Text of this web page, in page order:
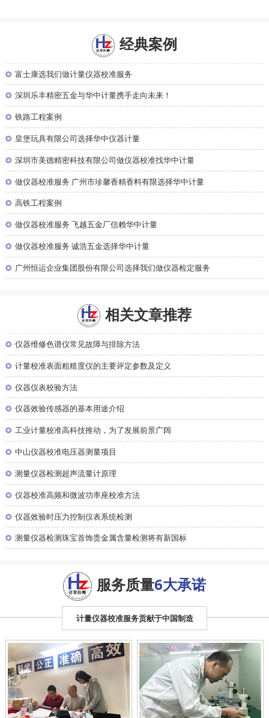
经典案例
◎ 富士康选我们做计量仪器校准服务
◎ 深圳乐丰精密五金与华中计量携手走向未来！
◎ 铁路工程案例
◎ 皇堡玩具有限公司选择华中仪器计量
◎ 深圳市美德精密科技有限公司做仪器校准找华中计量
◎ 做仪器校准服务 广州市珍馨香精香料有限选择华中计量
◎ 高铁工程案例
◎ 做仪器校准服务 飞越五金厂信赖华中计量
◎ 做仪器校准服务 诚浩五金选择华中计量
◎ 广州恒运企业集团股份有限公司选择我们做仪器检定服务
相关文章推荐
◎ 仪器维修色谱仪常见故障与排除方法
◎ 计量校准表面粗糙度仪的主要评定参数及定义
◎ 仪器仪表校验方法
◎ 仪器效验传感器的基本用途介绍
◎ 工业计量校准高科技推动，为了发展前景广阔
◎ 中山仪器校准电压器测量项目
◎ 测量仪器检测超声流量计原理
◎ 仪器校准高频和微波功率座校准方法
◎ 仪器效验时压力控制仪表系统检测
◎ 测量仪器检测珠宝首饰贵金属含量检测将有新国标
服务质量6大承诺
计量仪器校准服务贡献于中国制造